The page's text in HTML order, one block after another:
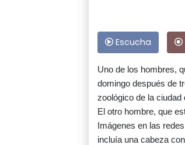
Escucha
Uno de los hombres,
domingo después de
zoológico de la ciudad
El otro hombre, que
Imágenes en las
incluía una cabeza